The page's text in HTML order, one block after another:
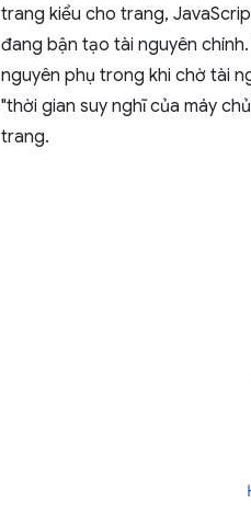
trang kiểu cho trang,
đang bận tạo tài nguyên
nguyên phụ trong khi chờ tài
"thời gian suy nghĩ của máy
trang.